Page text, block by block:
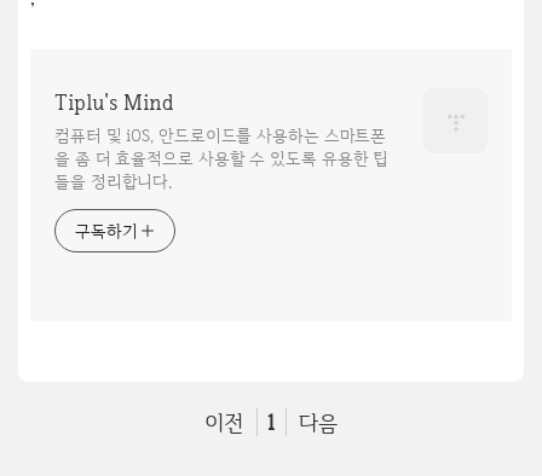
Tiplu's Mind
컴퓨터 및 iOS, 안드로이드를 사용하는 스마트폰
을 좀 더 효율적으로 사용할 수 있도록 유용한 팁
들을 정리합니다.
구독하기
이전 1 다음